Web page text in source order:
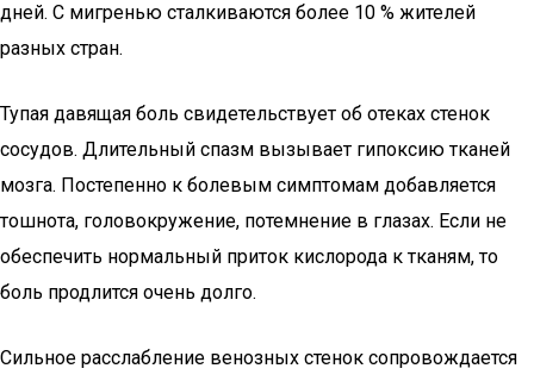
дней. С мигренью сталкиваются более 10 % жителей
разных стран.
Тупая давящая боль свидетельствует об отеках стенок
сосудов. Длительный спазм вызывает гипоксию тканей
мозга. Постепенно к болевым симптомам добавляется
тошнота, головокружение, потемнение в глазах. Если не
обеспечить нормальный приток кислорода к тканям, то
боль продлится очень долго.
Сильное расслабление венозных стенок сопровождается